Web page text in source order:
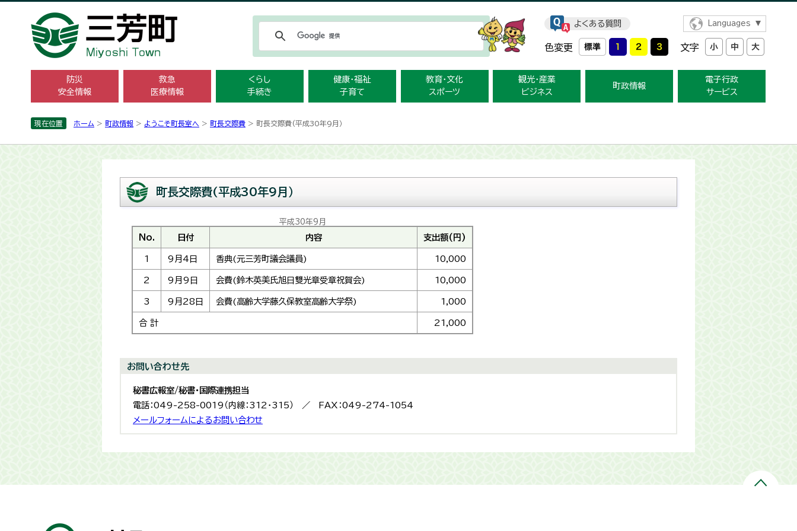
よくある質問 Languages
色変更 文字
防災
安全情報
救急
医療情報
くらし
手続き
健康・福祉
子育て
教育・文化
スポーツ
観光・産業
ビジネス
町政情報
電子行政
サービス
現在位置 ホーム > 町政情報 > ようこそ町長室へ > 町長交際費 > 町長交際費(平成30年9月）
町長交際費(平成30年9月）
平成30年9月
No. 日付 内容 支出額(円)
1 9月4日 香典(元三芳町議会議員) 10,000
2 9月9日 会費(鈴木英美氏旭日雙光章受章祝賀会) 10,000
3 9月28日 会費(高齢大学藤久保教室高齢大学祭) 1,000
合 計 21,000
お問い合わせ先
秘書広報室/秘書・国際連携担当
電話：049-258-0019（内線：312・315） ／ FAX：049-274-1054
メールフォームによるお問い合わせ